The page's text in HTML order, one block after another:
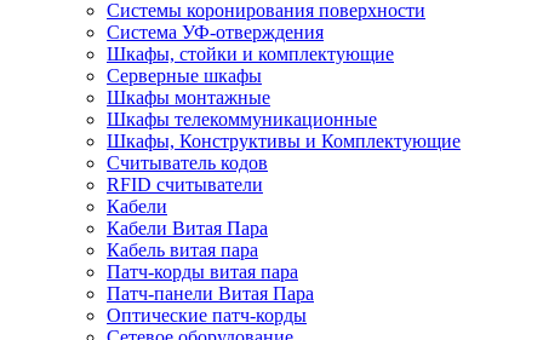
Системы коронирования поверхности
Cистема УФ-отверждения
Шкафы, стойки и комплектующие
Серверные шкафы
Шкафы монтажные
Шкафы телекоммуникационные
Шкафы, Конструктивы и Комплектующие
Считыватель кодов
RFID считыватели
Кабели
Кабели Витая Пара
Кабель витая пара
Патч-корды витая пара
Патч-панели Витая Пара
Оптические патч-корды